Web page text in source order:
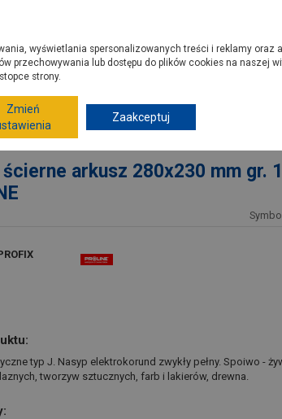
warsztat Materiały ścierne
ścierne arkusz 280x230 mm gr.
typ J. Nasyp elektrokorund zwykły pełny. Spoiwo -
tworzyw sztucznych, farb i lakierów, drewna.
wyświetlania spersonalizowanych treści i reklamy oraz
przechowywania lub dostępu do plików cookies na naszej
strony.
Zmień
Zaakceptuj